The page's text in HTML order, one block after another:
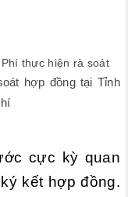
thực hiện rà soát
hợp đồng tại Tỉnh
cực kỳ quan
kết hợp đồng.